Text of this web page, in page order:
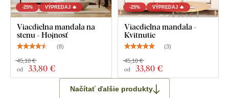
-25% VÝPREDAJ 🔥
Viacdielna mandala na
stenu - Hojnosť
(8)
od 33,80 €
45,10 €
-25% VÝPREDAJ 🔥
Viacdielna mandala -
Kvitnutie
(3)
od 33,80 €
45,10 €
Načítať ďalšie produkty